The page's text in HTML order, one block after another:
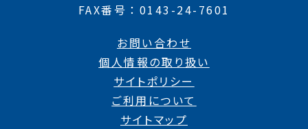
FAX番号
0143-24-7601
お問い合わせ
個人情報の取り扱い
サイトポリシー
ご利用について
サイトマップ